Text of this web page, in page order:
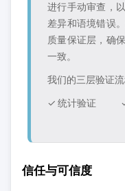
进行手动审查，
差异和语境错误
质量保证层，确
一致。
我们的三层验证
✓ 统计验证
信任与可信度